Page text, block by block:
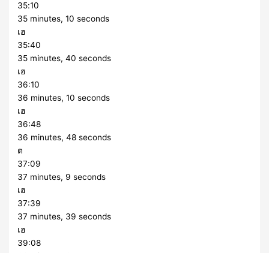
35:10
35 minutes, 10 seconds
เฮ
35:40
35 minutes, 40 seconds
เฮ
36:10
36 minutes, 10 seconds
เฮ
36:48
36 minutes, 48 seconds
ต
37:09
37 minutes, 9 seconds
เฮ
37:39
37 minutes, 39 seconds
เฮ
39:08